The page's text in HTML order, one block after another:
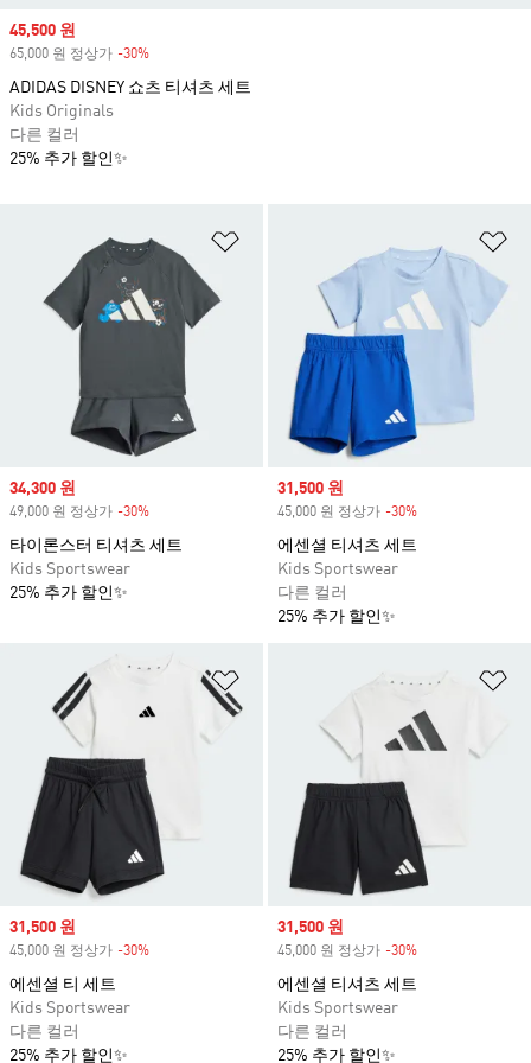
Sale price
34,300 원
49,000 원 정상가 -30%
타이론스터 티셔츠 세트
Kids Sportswear
25% 추가 할인✨
Sale price
31,500 원
45,000 원 정상가 -30%
에센셜 티셔츠 세트
Kids Sportswear
다른 컬러
25% 추가 할인✨
Sale price
31,500 원
45,000 원 정상가 -30%
에센셜 티 세트
Kids Sportswear
다른 컬러
25% 추가 할인✨
Sale price
31,500 원
45,000 원 정상가 -30%
에센셜 티셔츠 세트
Kids Sportswear
다른 컬러
25% 추가 할인✨
Sale price
45,500 원
65,000 원 정상가 -30%
ADIDAS DISNEY 쇼츠 티셔츠 세트
Kids Originals
다른 컬러
25% 추가 할인✨